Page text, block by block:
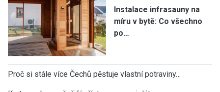
Instalace infrasauny na
míru v bytě: Co všechno
po…
Proč si stále více Čechů pěstuje vlastní potraviny…